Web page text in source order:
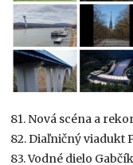
81. Nová scéna a
82. Diaľničný viadukt
83. Vodné dielo